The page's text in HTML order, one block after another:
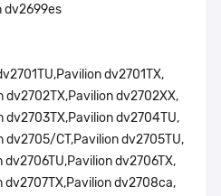
dv2699es
dv2701TX,
dv2702TX,Pavilion dv2702XX,
dv2703TX,Pavilion dv2704TU,
dv2705/CT,Pavilion dv2705TU,
dv2706TX,
dv2707TX,Pavilion dv2708ca,